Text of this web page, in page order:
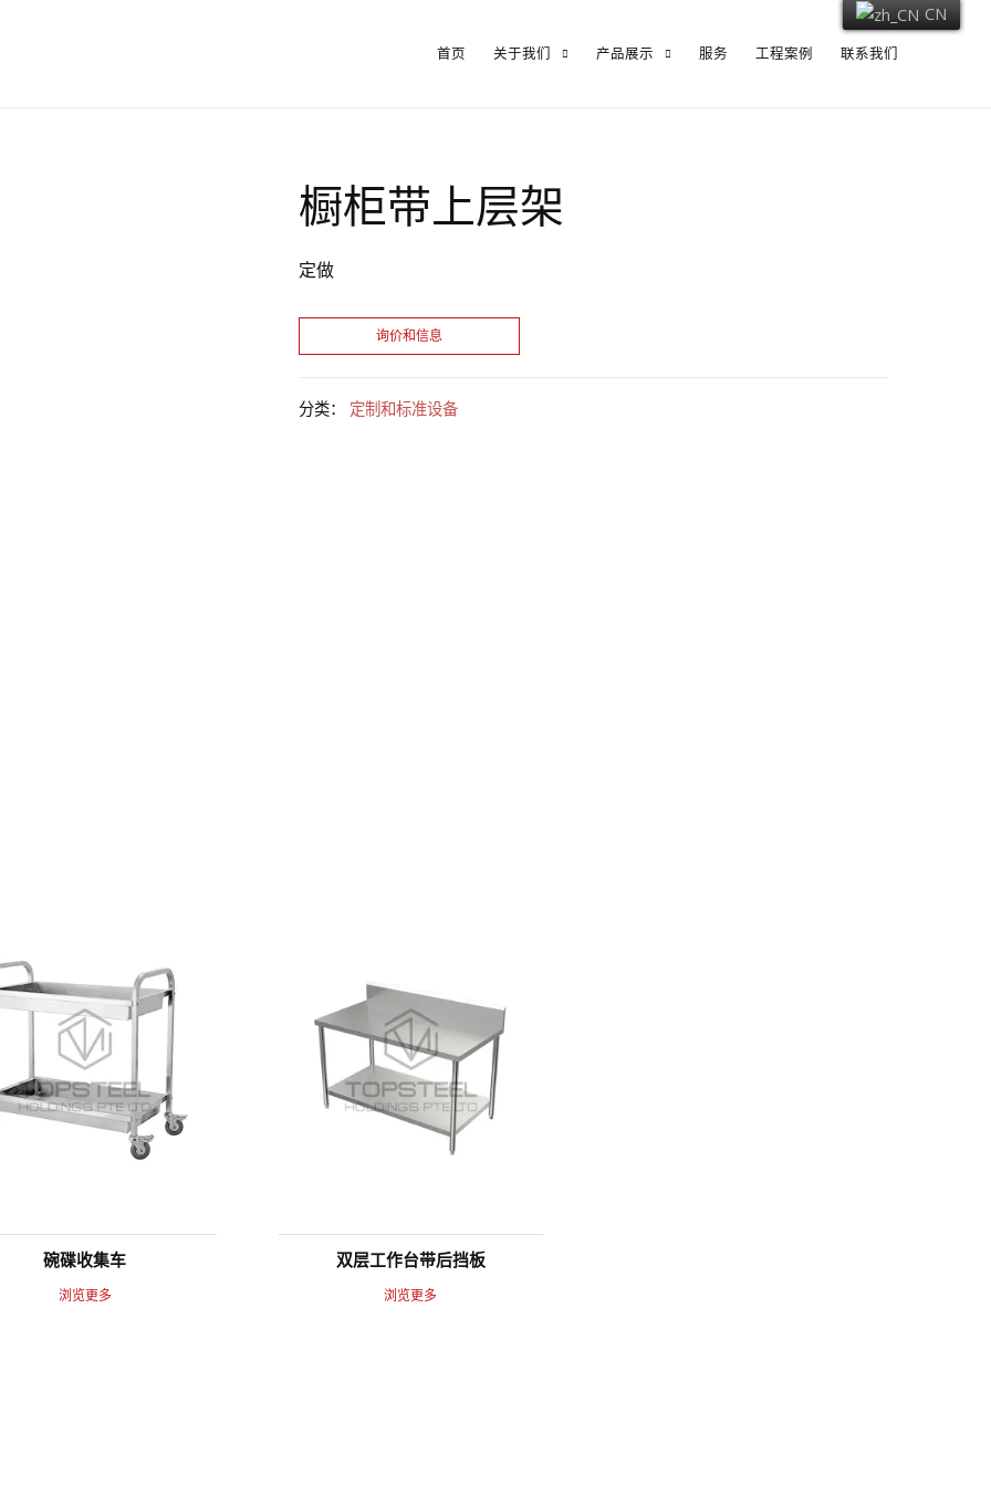
首页 关于我们 产品展示 服务 工程案例 联系我们
橱柜带上层架
定做
分类： 定制和标准设备
碗碟收集车
浏览更多
双层工作台带后挡板
浏览更多
CN